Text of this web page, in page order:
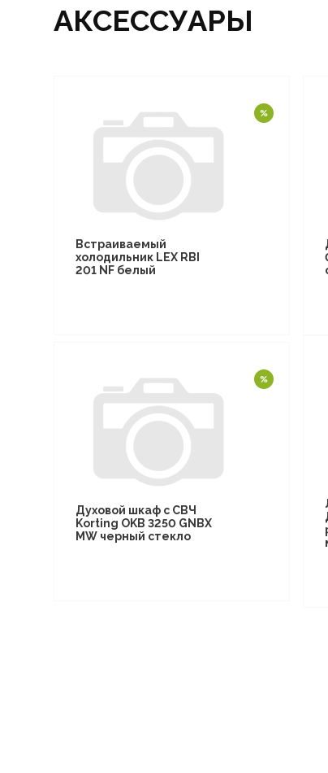
АКСЕССУАРЫ
Встраиваемый
холодильник LEX RBI
201 NF белый
Духовой шкаф с СВЧ
Korting OKB 3250 GNBX
MW черный стекло